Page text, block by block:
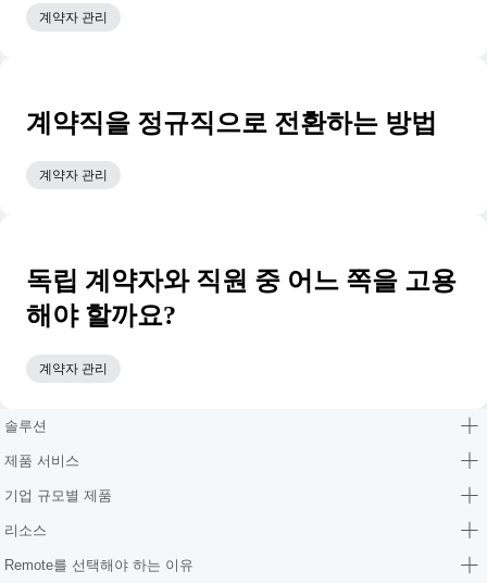
계약자 관리
계약직을 정규직으로 전환하는 방법
계약자 관리
독립 계약자와 직원 중 어느 쪽을 고용
해야 할까요?
계약자 관리
솔루션
제품 서비스
기업 규모별 제품
리소스
Remote를 선택해야 하는 이유